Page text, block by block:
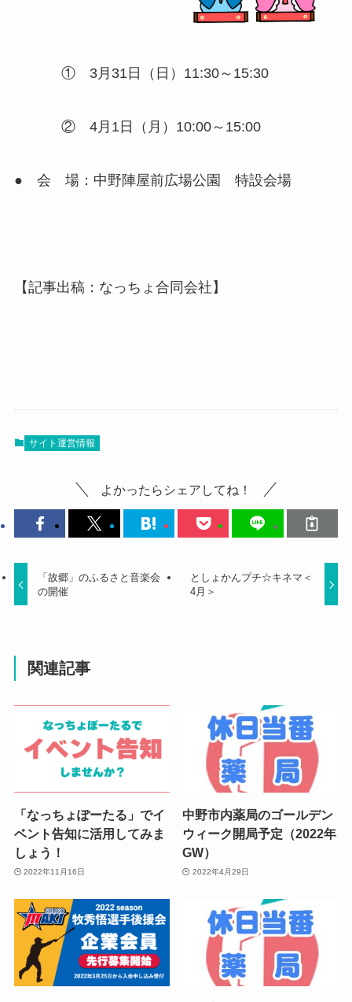
① 3月31日（日）11:30～15:30
② 4月1日（月）10:00～15:00
● 会 場：中野陣屋前広場公園 特設会場
【記事出稿：なっちょ合同会社】
サイト運営情報
よかったらシェアしてね！
「故郷」のふるさと音楽会
の開催
としょかんプチ☆キネマ＜
4月＞
関連記事
「なっちょぽーたる」でイ
ベント告知に活用してみま
しょう！
2022年11月16日
中野市内薬局のゴールデン
ウィーク開局予定（2022年
GW）
2022年4月29日